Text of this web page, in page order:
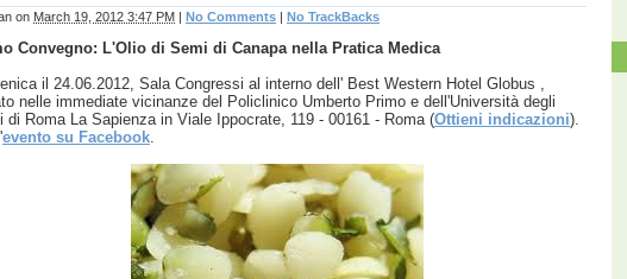
on March 19, 2012 3:47 PM | No Comments | No TrackBacks
Convegno: L'Olio di Semi di Canapa nella Pratica Medica
il 24.06.2012, Sala Congressi al interno dell' Best Western Hotel Globus ,
nelle immediate vicinanze del Policlinico Umberto Primo e dell'Università degli
di Roma La Sapienza in Viale Ippocrate, 119 - 00161 - Roma (Ottieni indicazioni).
evento su Facebook